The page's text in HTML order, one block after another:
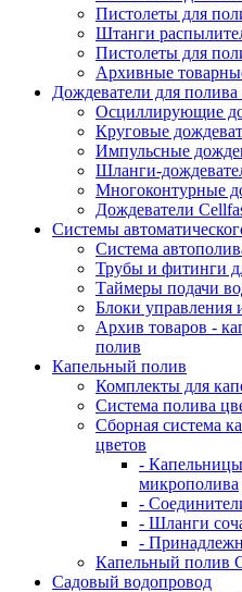
Пистолеты для
Штанги
Пистолеты для
Архивные
Дождеватели для полива
Осциллирующие
Круговые
Импульсные
Шланги-
Многоконтурные
Дождеватели
Системы
Система
Трубы и фитинги
Таймеры подачи
Блоки управления
Архив товаров -
полив
Капельный полив
Комплекты для
Система полива
Сборная система
цветов
-
микрополива
-
- Шланги
-
Капельный полив
Садовый водопровод